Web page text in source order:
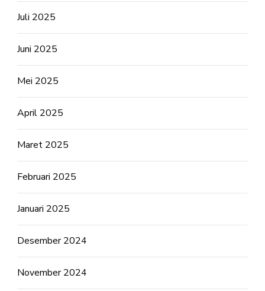
Juli 2025
Juni 2025
Mei 2025
April 2025
Maret 2025
Februari 2025
Januari 2025
Desember 2024
November 2024